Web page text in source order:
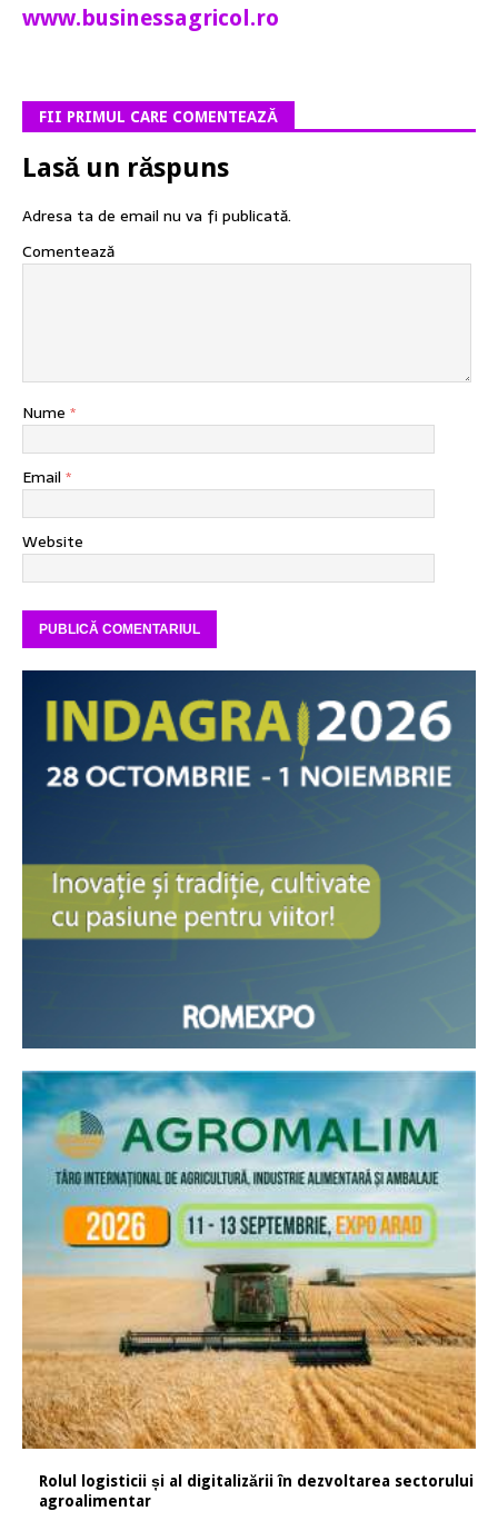
www.businessagricol.ro
FII PRIMUL CARE COMENTEAZĂ
Lasă un răspuns
Adresa ta de email nu va fi publicată.
Comentează
Nume *
Email *
Website
Rolul logisticii și al digitalizării în dezvoltarea sectorului
agroalimentar